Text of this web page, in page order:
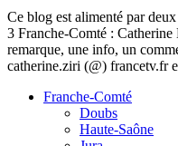
Ce blog est alimenté par
3 Franche-Comté :
remarque, une info, un
catherine.ziri (@) francetv.fr
Franche-Comté
Doubs
Haute-Saône